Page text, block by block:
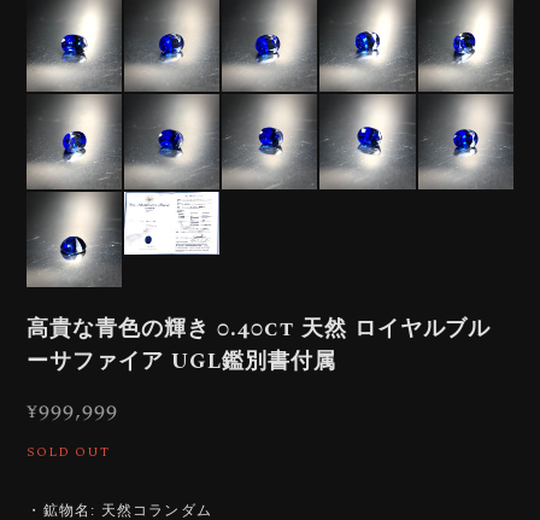
高貴な青色の輝き 0.40ct 天然 ロイヤルブル
ーサファイア UGL鑑別書付属
¥999,999
SOLD OUT
・鉱物名: 天然コランダム